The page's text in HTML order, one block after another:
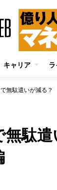
キャリア ラ
で無駄遣いが減る
無駄